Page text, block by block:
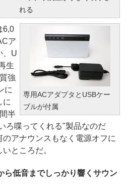
れる
専用ACアダプタとUSBケー
ブルが付属
6,0
ア
、U
生
強
に
に
半
ろ喋ってくれる"製品なのだ
アナウンスもなく電源オフに
ところだ。
ら低音までしっかり響くサウン